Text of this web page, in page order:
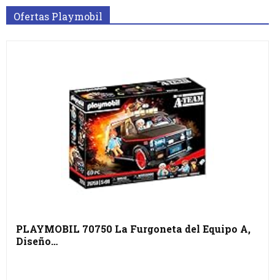
Ofertas Playmobil
PLAYMOBIL 70750 La Furgoneta del Equipo A,
Diseño…